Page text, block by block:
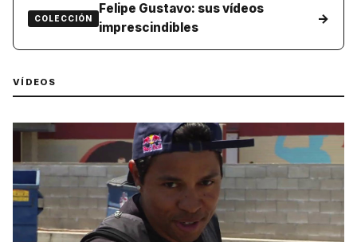
COLECCIÓN
Felipe Gustavo: sus vídeos
imprescindibles
→
VÍDEOS